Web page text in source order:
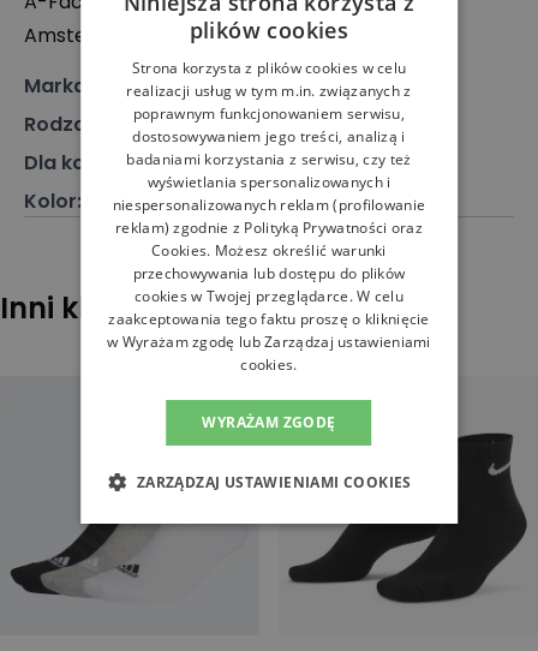
Amsterdam, Holandia
Marka
New Balance
Rodzaj
Akcesoria, Skarpety
Dla kogo
Dla niego, Dla niej
Kolor: Biały
Inni klienci sprawdzali również
plików cookies
Strona korzysta z plików cookies w celu
realizacji usług w tym m.in. związanych z
poprawnym funkcjonowaniem serwisu,
dostosowywaniem jego treści, analizą i
badaniami korzystania z serwisu, czy też
wyświetlania spersonalizowanych i
niespersonalizowanych reklam (profilowanie
reklam) zgodnie z Polityką Prywatności oraz
Cookies. Możesz określić warunki
przechowywania lub dostępu do plików
cookies w Twojej przeglądarce. W celu
zaakceptowania tego faktu proszę o kliknięcie
w Wyrażam zgodę lub Zarządzaj ustawieniami
cookies.
WYRAŻAM ZGODĘ
ZARZĄDZAJ USTAWIENIAMI COOKIES